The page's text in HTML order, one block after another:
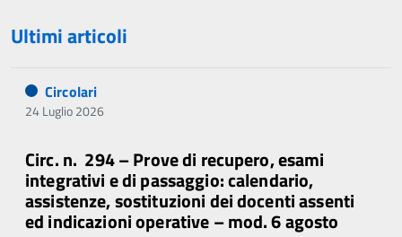
Ultimi articoli
Circolari
24 Luglio 2026
Circ. n. 294 – Prove di recupero, esami
integrativi e di passaggio: calendario,
assistenze, sostituzioni dei docenti assenti
ed indicazioni operative – mod. 6 agosto